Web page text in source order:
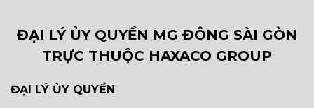
ĐẠI LÝ ỦY QUYỀN MG ĐÔNG SÀI GÒN
TRỰC THUỘC HAXACO GROUP
ĐẠI LÝ ỦY QUYỀN